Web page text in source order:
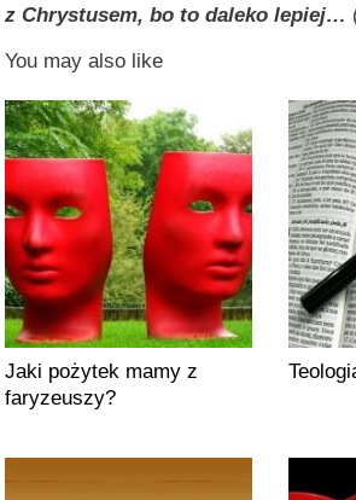
z Chrystusem, bo to daleko lepiej…
You may also like
Jaki pożytek mamy z
faryzeuszy?